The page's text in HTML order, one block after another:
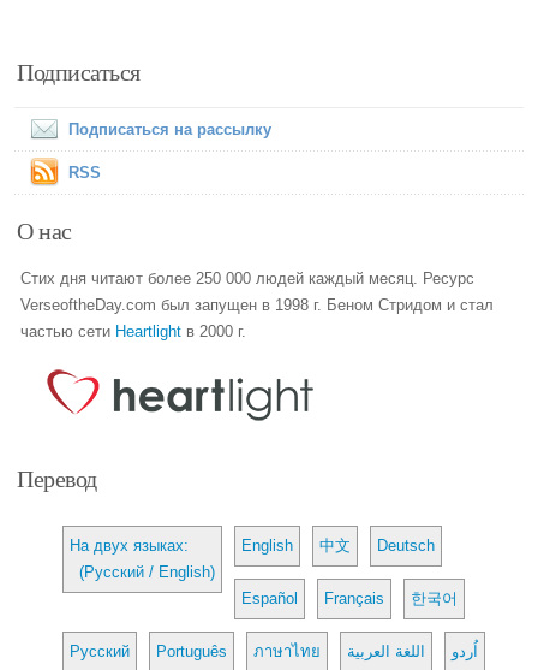
Подписаться
Подписаться на рассылку
RSS
О нас
Стих дня читают более 250 000 людей каждый месяц. Ресурс
VerseoftheDay.com был запущен в 1998 г. Беном Стридом и стал
частью сети Heartlight в 2000 г.
Перевод
На двух языках:
(Русский / English)
English 中文 Deutsch
Español Français 한국어
Русский Português ภาษาไทย اللغة العربية اُردو